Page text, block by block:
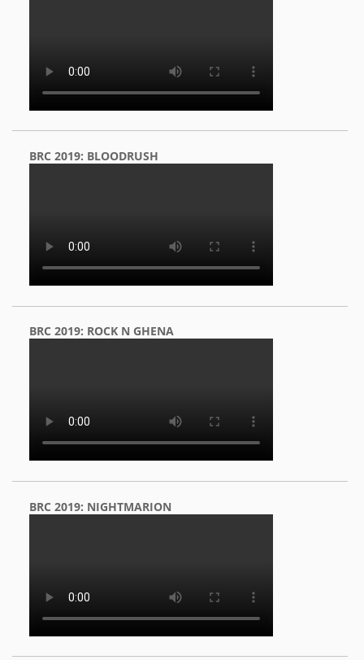
BRC 2019: BLOODRUSH
BRC 2019: ROCK N GHENA
BRC 2019: NIGHTMARION